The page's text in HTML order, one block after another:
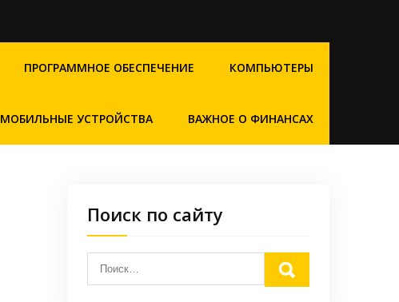
ПРОГРАММНОЕ ОБЕСПЕЧЕНИЕ КОМПЬЮТЕРЫ
МОБИЛЬНЫЕ УСТРОЙСТВА ВАЖНОЕ О ФИНАНСАХ
Поиск по сайту